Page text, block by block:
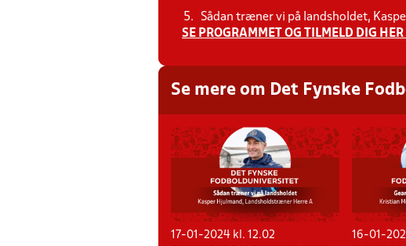
Sådan træner vi på landsholdet,
SE PROGRAMMET OG TILMELD DIG HER
Se mere om Det Fynske
17-01-2024 kl. 12.02
16-01-